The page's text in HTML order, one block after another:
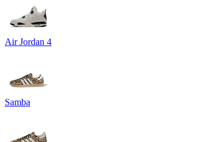
Air Jordan 4
Samba